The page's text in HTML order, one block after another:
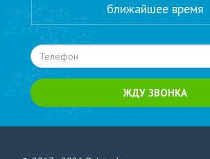
ближайшее время
ЖДУ ЗВОНКА